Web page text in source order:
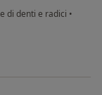
di denti e radici •